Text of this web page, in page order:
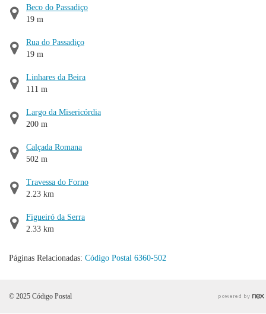
Beco do Passadiço
19 m
Rua do Passadiço
19 m
Linhares da Beira
111 m
Largo da Misericórdia
200 m
Calçada Romana
502 m
Travessa do Forno
2.23 km
Figueiró da Serra
2.33 km
Páginas Relacionadas: Código Postal 6360-502
© 2025 Código Postal